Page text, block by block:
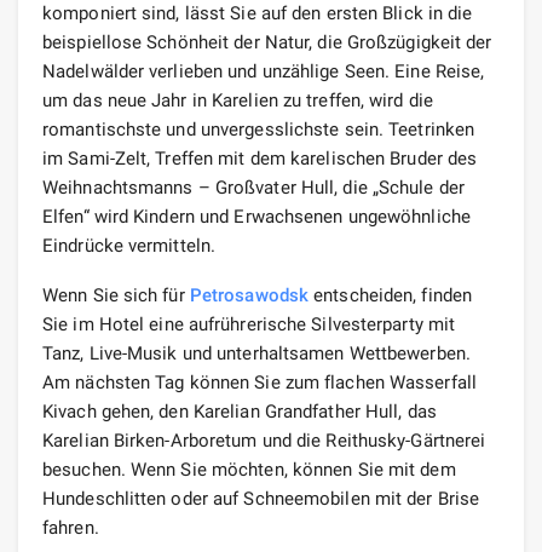
komponiert sind, lässt Sie auf den ersten Blick in die
beispiellose Schönheit der Natur, die Großzügigkeit der
Nadelwälder verlieben und unzählige Seen. Eine Reise,
um das neue Jahr in Karelien zu treffen, wird die
romantischste und unvergesslichste sein. Teetrinken
im Sami-Zelt, Treffen mit dem karelischen Bruder des
Weihnachtsmanns – Großvater Hull, die „Schule der
Elfen“ wird Kindern und Erwachsenen ungewöhnliche
Eindrücke vermitteln.
Wenn Sie sich für Petrosawodsk entscheiden, finden
Sie im Hotel eine aufrührerische Silvesterparty mit
Tanz, Live-Musik und unterhaltsamen Wettbewerben.
Am nächsten Tag können Sie zum flachen Wasserfall
Kivach gehen, den Karelian Grandfather Hull, das
Karelian Birken-Arboretum und die Reithusky-Gärtnerei
besuchen. Wenn Sie möchten, können Sie mit dem
Hundeschlitten oder auf Schneemobilen mit der Brise
fahren.